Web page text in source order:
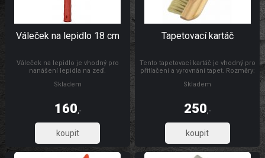
Váleček na lepidlo 18 cm
Váleček na lepidlo je vhodný pro
nanášení lepidla na zeď.
Skladem
160,-
132,23
Tapetovací kartáč
Tento tapetovací kartáč je vhodný pro
přitlačení a vyrovnání tapet. Rozměry:
Skladem
250,-
206,61